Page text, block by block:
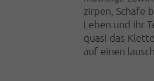
zirpen, Schafe
Leben und ihr
quasi das
auf einen